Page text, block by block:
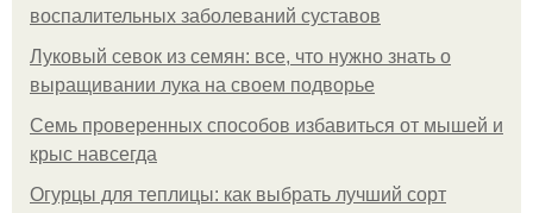
воспалительных заболеваний суставов
Луковый севок из семян: все, что нужно знать о
выращивании лука на своем подворье
Семь проверенных способов избавиться от мышей и
крыс навсегда
Огурцы для теплицы: как выбрать лучший сорт